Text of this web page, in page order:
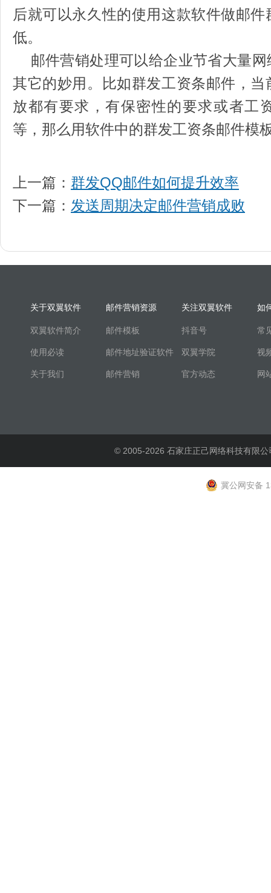
后就可以永久性的使用这款软件做邮
低。
邮件营销处理可以给企业节省大量网
其它的妙用。比如群发工资条邮件，
放都有要求，有保密性的要求或者工
等，那么用软件中的群发工资条邮件模
上一篇： 群发QQ邮件如何提升效率
下一篇： 发送周期决定邮件营销成败
关于双翼软件
双翼软件简介
使用必读
关于我们
邮件营销资源
邮件模板
邮件地址验证软件
邮件营销
关注双翼软件
抖音号
双翼学院
官方动态
如
常
视
网
© 2005-2026 石家庄正己网络科技有限
冀公网安备